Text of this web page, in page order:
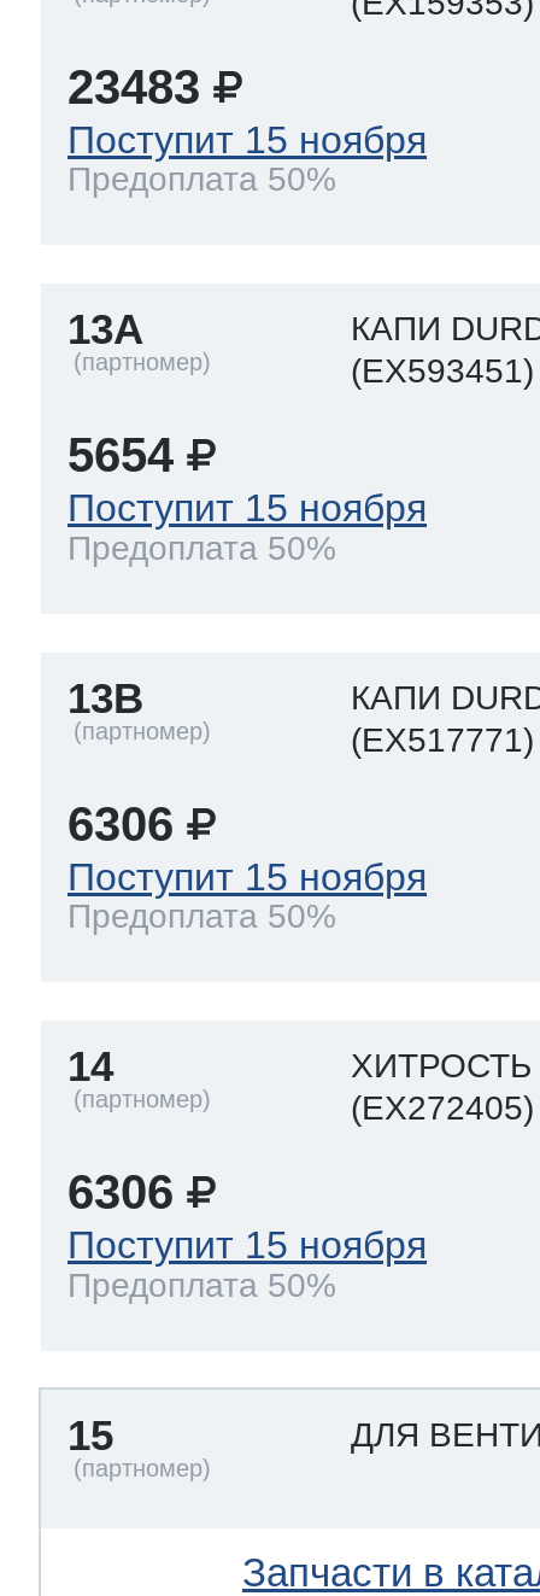
23483
Поступит 15 ноября
Предоплата 50%
13A
КАПИ
(EX593451)
5654
Поступит 15 ноября
Предоплата 50%
13B
КАПИ
(EX517771)
6306
Поступит 15 ноября
Предоплата 50%
14
ХИТРОСТЬ
(EX272405)
6306
Поступит 15 ноября
Предоплата 50%
15 ДЛЯ
Запчасти в